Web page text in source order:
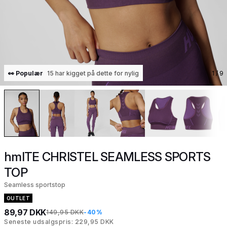
👀 Populær 15 har kigget på dette for nylig 1/ 9
hmlTE CHRISTEL SEAMLESS SPORTS
TOP
Seamless sportstop
OUTLET
89,97 DKK149,95 DKK-40%
Seneste udsalgspris: 229,95 DKK